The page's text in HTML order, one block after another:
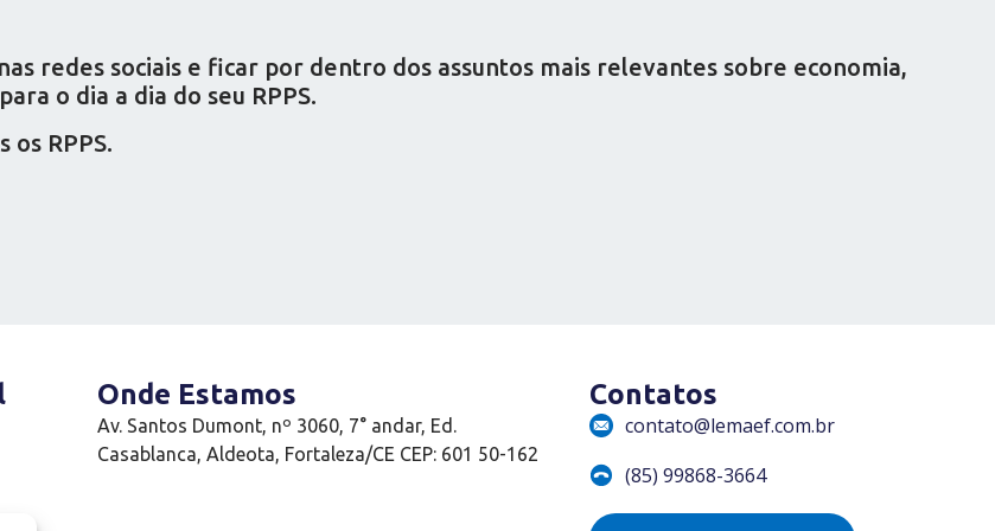
redes sociais e ficar por dentro dos assuntos mais relevantes sobre economia,
o dia a dia do seu RPPS.
RPPS.
Onde Estamos
Av. Santos Dumont, nº 3060, 7° andar, Ed.
Casablanca, Aldeota, Fortaleza/CE CEP: 601 50-162
Contatos
contato@lemaef.com.br
(85) 99868-3664